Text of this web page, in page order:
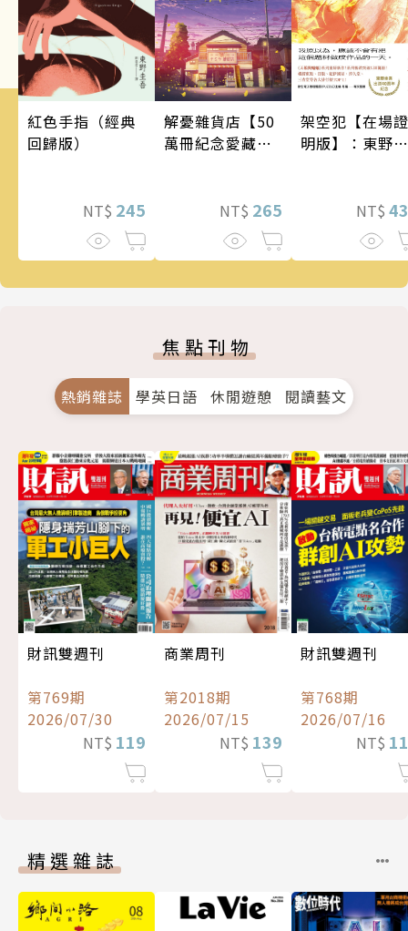
紅色手指（經典
回歸版）
NT$ 245
解憂雜貨店【50
萬冊紀念愛藏
NT$ 265
架空犯【在場證
明版】：東野圭
蝠》系列重磅新
NT$
焦點刊物
熱銷雜誌 學英日語 休閒遊憩 閱讀藝文
財訊雙週刊
第769期
2026/07/30
NT$ 119
商業周刊
第2018期
2026/07/15
NT$ 139
財訊雙週刊
第768期
2026/07/16
NT$
精選雜誌